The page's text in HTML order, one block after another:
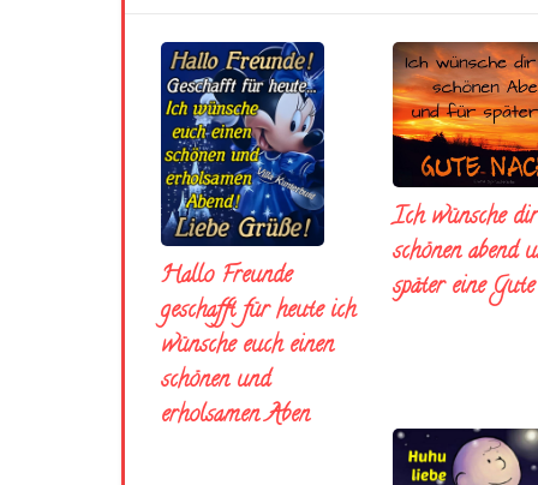
Hallo Freunde
geschafft für heute ich
wünsche euch einen
schönen und
erholsamen Aben
Ich wünsche
schönen abend
später eine